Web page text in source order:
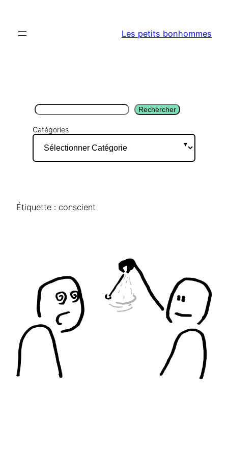
contenu
Les petits bonhommes
Rechercher Rechercher
Catégories
Étiquette : conscient